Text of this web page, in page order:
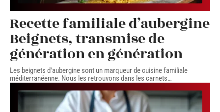
Recette familiale d’aubergine
Beignets, transmise de
génération en génération
Les beignets d'aubergine sont un marqueur de cuisine familiale
méditerranéenne. Nous les retrouvons dans les carnets…